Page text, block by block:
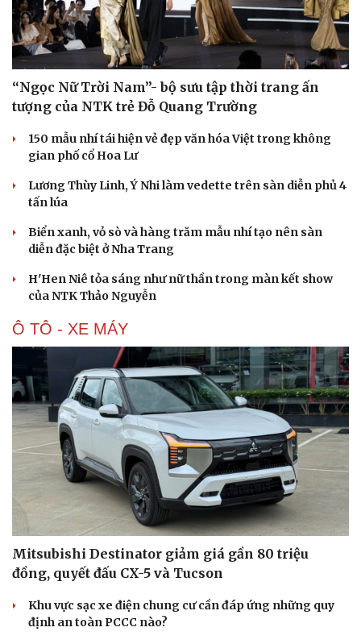
Văn học
Âm nhạc
Di sản
Thời trang
Sao Việt
“Ngọc Nữ Trời Nam”- bộ sưu tập thời trang ấn
tượng của NTK trẻ Đỗ Quang Trường
150 mẫu nhí tái hiện vẻ đẹp văn hóa Việt trong không
gian phố cổ Hoa Lư
Lương Thùy Linh, Ý Nhi làm vedette trên sàn diễn phủ 4
tấn lúa
Biển xanh, vỏ sò và hàng trăm mẫu nhí tạo nên sàn
diễn đặc biệt ở Nha Trang
H'Hen Niê tỏa sáng như nữ thần trong màn kết show
của NTK Thảo Nguyễn
Ô TÔ - XE MÁY
Mitsubishi Destinator giảm giá gần 80 triệu
đồng, quyết đấu CX-5 và Tucson
Khu vực sạc xe điện chung cư cần đáp ứng những quy
định an toàn PCCC nào?